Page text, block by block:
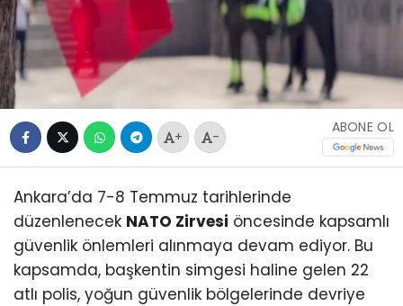
+ -
ABONE OL
Ankara’da 7-8 Temmuz tarihlerinde
düzenlenecek NATO Zirvesi öncesinde kapsamlı
güvenlik önlemleri alınmaya devam ediyor. Bu
kapsamda, başkentin simgesi haline gelen 22
atlı polis, yoğun güvenlik bölgelerinde devriye